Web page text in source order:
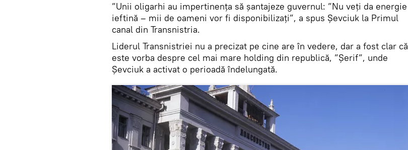
”Unii oligarhi au impertinența să șantajeze guvernul: ”Nu veți da energie
ieftină – mii de oameni vor fi disponibilizați”, a spus Șevciuk la Primul
canal din Transnistria.
Liderul Transnistriei nu a precizat pe cine are în vedere, dar a fost clar că
este vorba despre cel mai mare holding din republică, ”Șerif”, unde
Șevciuk a activat o perioadă îndelungată.